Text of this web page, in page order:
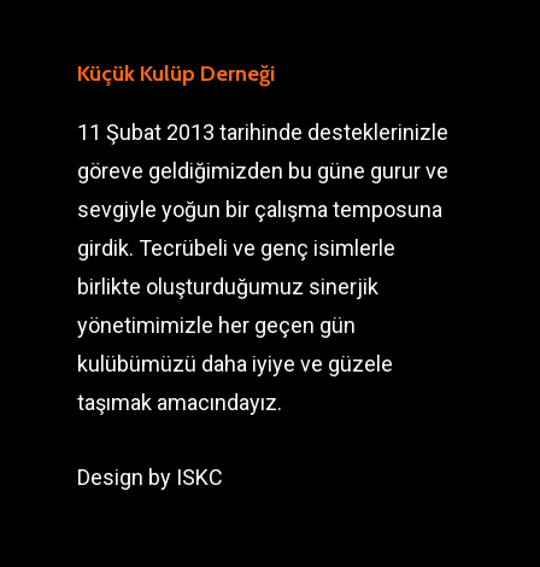
Küçük Kulüp Derneği
11 Şubat 2013 tarihinde desteklerinizle
göreve geldiğimizden bu güne gurur ve
sevgiyle yoğun bir çalışma temposuna
girdik. Tecrübeli ve genç isimlerle
birlikte oluşturduğumuz sinerjik
yönetimimizle her geçen gün
kulübümüzü daha iyiye ve güzele
taşımak amacındayız.
Design by ISKC